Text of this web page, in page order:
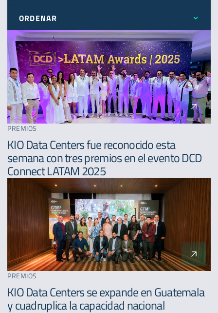
Todos
Expansión
Novedades
Premios
ORDENAR
Más reciente
Menos reciente
A - Z
PREMIOS
KIO Data Centers fue reconocido esta
semana con tres premios en el evento DCD
Connect LATAM 2025
PREMIOS
KIO Data Centers se expande en Guatemala
y cuadruplica la capacidad nacional